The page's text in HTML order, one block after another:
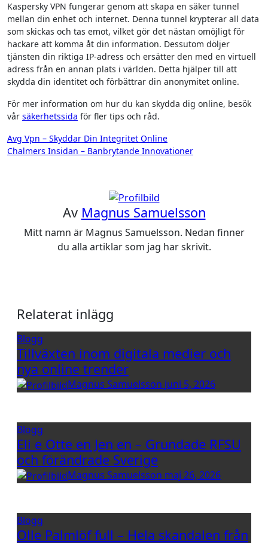
Kaspersky VPN fungerar genom att skapa en säker tunnel
mellan din enhet och internet. Denna tunnel krypterar all data
som skickas och tas emot, vilket gör det nästan omöjligt för
hackare att komma åt din information. Dessutom döljer
tjänsten din riktiga IP-adress och ersätter den med en virtuell
adress från en annan plats i världen. Detta hjälper till att
skydda din identitet och förbättrar din anonymitet online.
För mer information om hur du kan skydda dig online, besök
vår säkerhetssida för fler tips och råd.
Inläggsnavigering
Avg Vpn – Skyddar Din Integritet Online
Chalmers Insidan – Banbrytande Innovationer
Av Magnus Samuelsson
Mitt namn är Magnus Samuelsson. Nedan finner
du alla artiklar som jag har skrivit.
Relaterat inlägg
Blogg
Tillväxten inom digitala medier och
nya online trender
Magnus Samuelsson juni 5, 2026
Blogg
Eli e Otte en Jen en – Grundade RFSU
och förändrade Sverige
Magnus Samuelsson maj 26, 2026
Blogg
Olle Palmlöf full – Hela skandalen från